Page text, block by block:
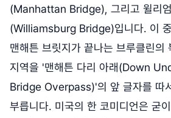
(Manhattan Bridge), 그리고 윌리
(Williamsburg Bridge)입니다. 이
맨해튼 브릿지가 끝나는 브루클린의
지역을 '맨해튼 다리 아래(Down
Bridge Overpass)'의 앞 글자를 따
부릅니다. 미국의 한 코미디언은 굳